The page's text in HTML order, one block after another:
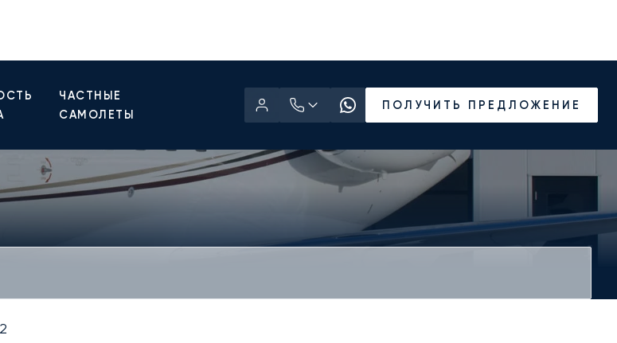
ЧАСТНЫЕ
САМОЛЕТЫ
ПОЛУЧИТЬ ПРЕДЛОЖЕНИЕ